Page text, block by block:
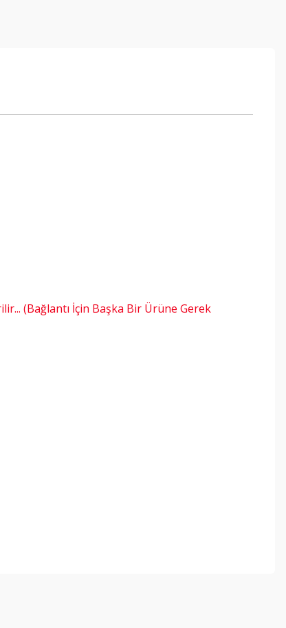
(Bağlantı İçin Başka Bir Ürüne Gerek